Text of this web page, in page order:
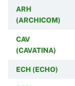
ARH
(ARCHICOM)
CAV
(CAVATINA)
ECH (ECHO)